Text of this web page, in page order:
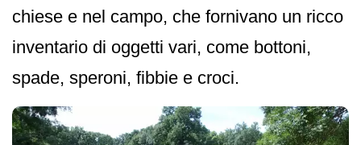
chiese e nel campo, che fornivano un ricco
inventario di oggetti vari, come bottoni,
spade, speroni, fibbie e croci.